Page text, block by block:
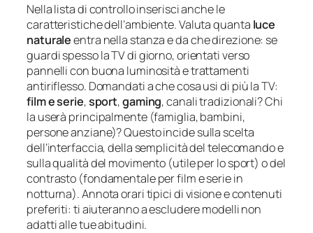
Nella lista di controllo inserisci anche le
caratteristiche dell’ambiente. Valuta quanta luce
naturaleentra nella stanza e da che direzione: se
guardi spesso la TV di giorno, orientati verso
pannelli con buona luminosità e trattamenti
antiriflesso. Domandati a che cosa usi di più la TV:
film e serie,sport,gaming, canali tradizionali? Chi
la userà principalmente (famiglia, bambini,
persone anziane)? Questo incide sulla scelta
dell’interfaccia, della semplicità del telecomando e
sulla qualità del movimento (utile per lo sport) o del
contrasto (fondamentale per film e serie in
notturna). Annota orari tipici di visione e contenuti
preferiti: ti aiuteranno a escludere modelli non
adatti alle tue abitudini.